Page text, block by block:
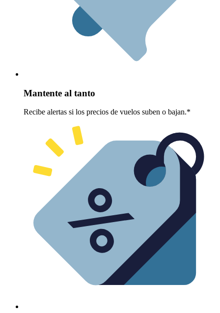
Mantente al tanto
Recibe alertas si los precios de vuelos suben o bajan.*